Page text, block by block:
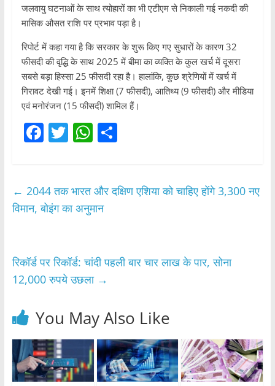
जलवायु घटनाओं के साथ त्योहारों का भी एटीएम से निकाली गई नकदी की
मासिक औसत राशि पर प्रभाव पड़ा है।
रिपोर्ट में कहा गया है कि सरकार के शुरू किए गए सुधारों के कारण 32
फीसदी की वृद्धि के साथ 2025 में बीमा का व्यक्ति के कुल खर्च में दूसरा
सबसे बड़ा हिस्सा 25 फीसदी रहा है। हालांकि, कुछ श्रेणियों में खर्च में
गिरावट देखी गई। इनमें शिक्षा (7 फीसदी), आतिथ्य (9 फीसदी) और मीडिया
एवं मनोरंजन (15 फीसदी) शामिल हैं।
F
e
b
o
k
T
er
W
s
A
p
S
e
← 2044 तक भारत और दक्षिण एशिया को चाहिए होंगे 3,300 नए
विमान, बोइंग का अनुमान
रिकॉर्ड पर रिकॉर्ड: चांदी पहली बार चार लाख के पार, सोना
12,000 रुपये उछला →
You May Also Like